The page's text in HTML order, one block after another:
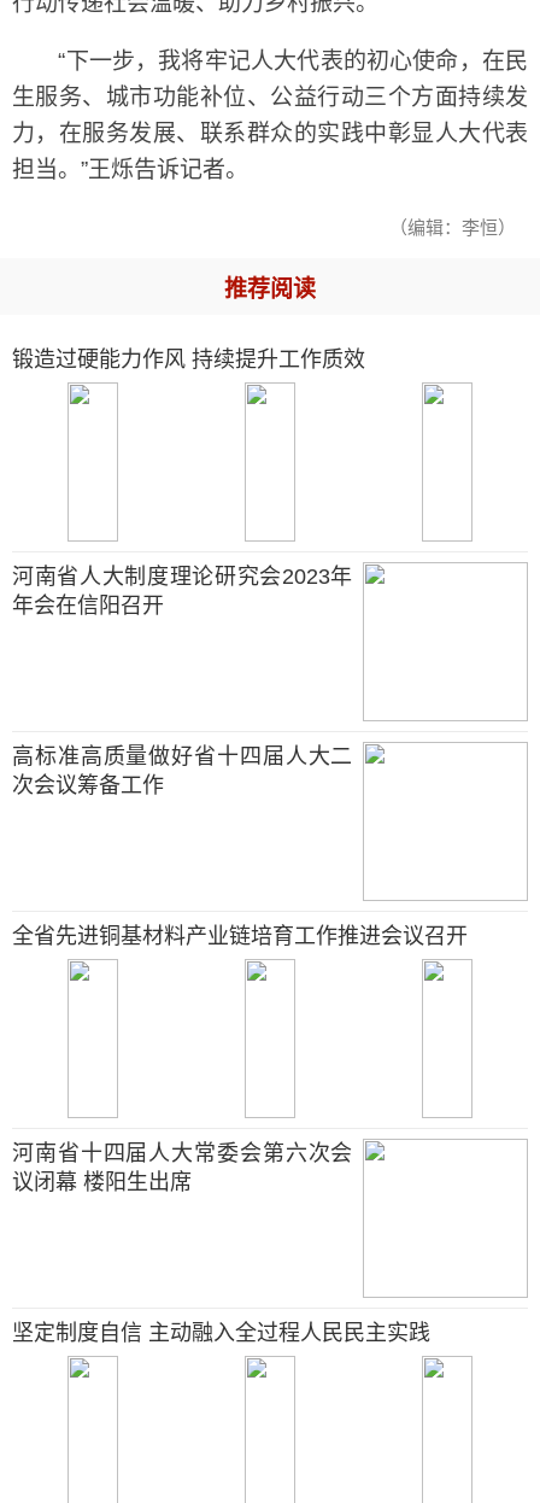
“下一步，我将牢记人大代表的初心使命，在民
生服务、城市功能补位、公益行动三个方面持续发
力，在服务发展、联系群众的实践中彰显人大代表
担当。”王烁告诉记者。
（编辑：李恒）
推荐阅读
锻造过硬能力作风 持续提升工作质效
河南省人大制度理论研究会2023年
年会在信阳召开
高标准高质量做好省十四届人大二
次会议筹备工作
全省先进铜基材料产业链培育工作推进会议召开
河南省十四届人大常委会第六次会
议闭幕 楼阳生出席
坚定制度自信 主动融入全过程人民民主实践